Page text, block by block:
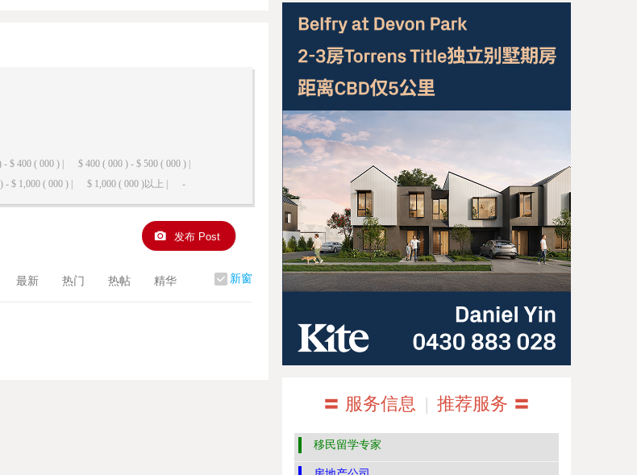
$ 400 ( 000 ) |
$ 400 ( 000 ) - $ 500 ( 000 ) |
- $ 1,000 ( 000 ) | $ 1,000 ( 000 )以上 | -
发布 Post
新窗
最新 热门 热帖 精华
〓 服务信息 | 推荐服务 〓
移民留学专家